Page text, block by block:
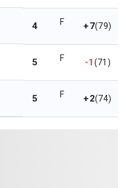
4 F +7(79)
5 F -1(71)
5 F +2(74)